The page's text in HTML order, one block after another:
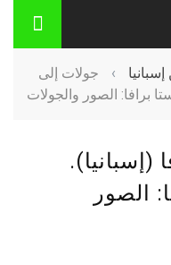
›
جولات إلى
برافا: الصور والجولات
(إسبانيا).
الصور